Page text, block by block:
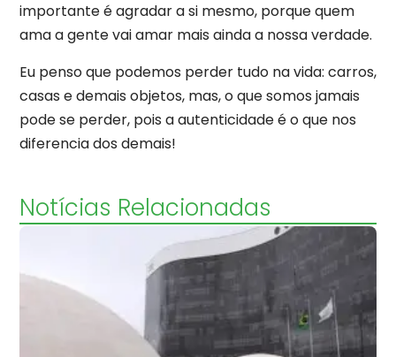
importante é agradar a si mesmo, porque quem
ama a gente vai amar mais ainda a nossa verdade.
Eu penso que podemos perder tudo na vida: carros,
casas e demais objetos, mas, o que somos jamais
pode se perder, pois a autenticidade é o que nos
diferencia dos demais!
Notícias Relacionadas